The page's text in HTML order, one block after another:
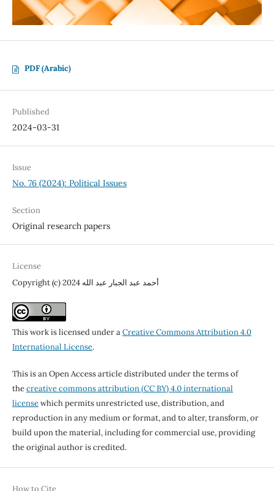
PDF (Arabic)
Published
2024-03-31
Issue
No. 76 (2024): Political Issues
Section
Original research papers
License
Copyright (c) 2024 أحمد عبد الجبار عبد الله
This work is licensed under aCreative Commons Attribution 4.0
International License.
This is an Open Access article distributed under the terms of
thecreative commons attribution (CC BY) 4.0 international
licensewhich permits unrestricted use, distribution, and
reproduction in any medium or format, and to alter, transform, or
build upon the material, including for commercial use, providing
the original author is credited.
How to Cite